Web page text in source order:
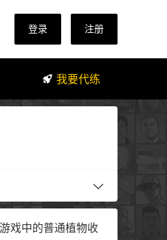
登录 注册
我要代练
戏中的普通植物收